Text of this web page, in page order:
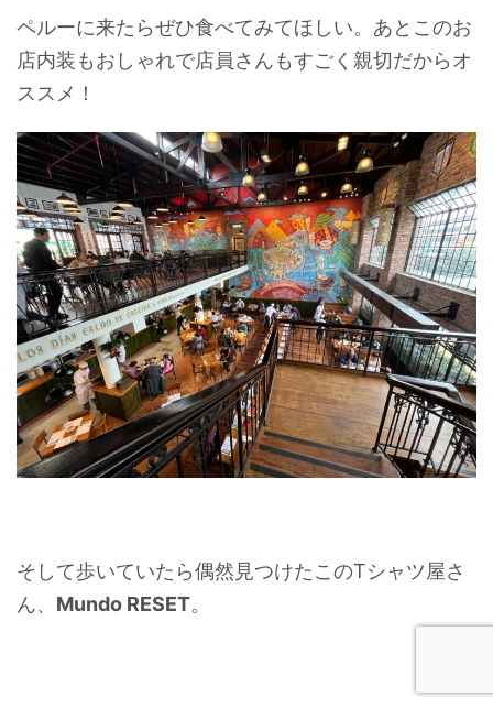
ペルーに来たらぜひ食べてみてほしい。あとこのお
店内装もおしゃれで店員さんもすごく親切だからオ
ススメ！
そして歩いていたら偶然見つけたこのTシャツ屋さ
ん、 Mundo RESET。